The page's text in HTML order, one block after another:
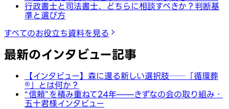
行政書士と司法書士、どちらに相談すべきか？判断基
準と選び方
すべてのお役立ち資料を見る
最新のインタビュー記事
【インタビュー】森に還る新しい選択肢──「循環葬
®︎」とは何か？
“信頼”を積み重ねて24年——きずなの会の取り組み・
五十君様インタビュー